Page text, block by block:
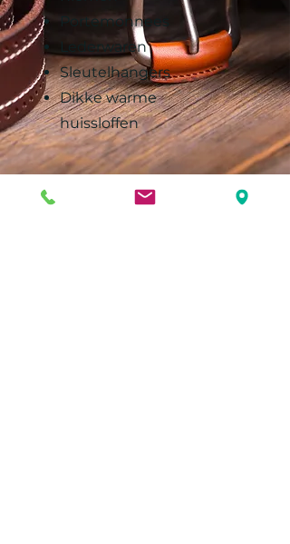
Portemonnees
Lederwaren
Sleutelhangers
Dikke warme
huissloffen
Klik op de onderstaande video's voor meer